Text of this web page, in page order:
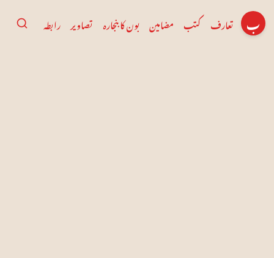
ب رابطہ تصاویر بون کا بنجارہ مضامین کتب تعارف